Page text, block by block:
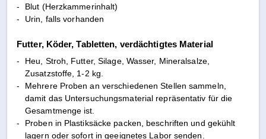
-
Blut (Herzkammerinhalt)
-
Urin, falls vorhanden
Futter, Köder, Tabletten, verdächtigtes Material
-
Heu, Stroh, Futter, Silage, Wasser, Mineralsalze,
Zusatzstoffe, 1-2 kg.
-
Mehrere Proben an verschiedenen Stellen sammeln,
damit das Untersuchungsmaterial repräsentativ für die
Gesamtmenge ist.
-
Proben in Plastiksäcke packen, beschriften und gekühlt
lagern oder sofort in geeignetes Labor senden.